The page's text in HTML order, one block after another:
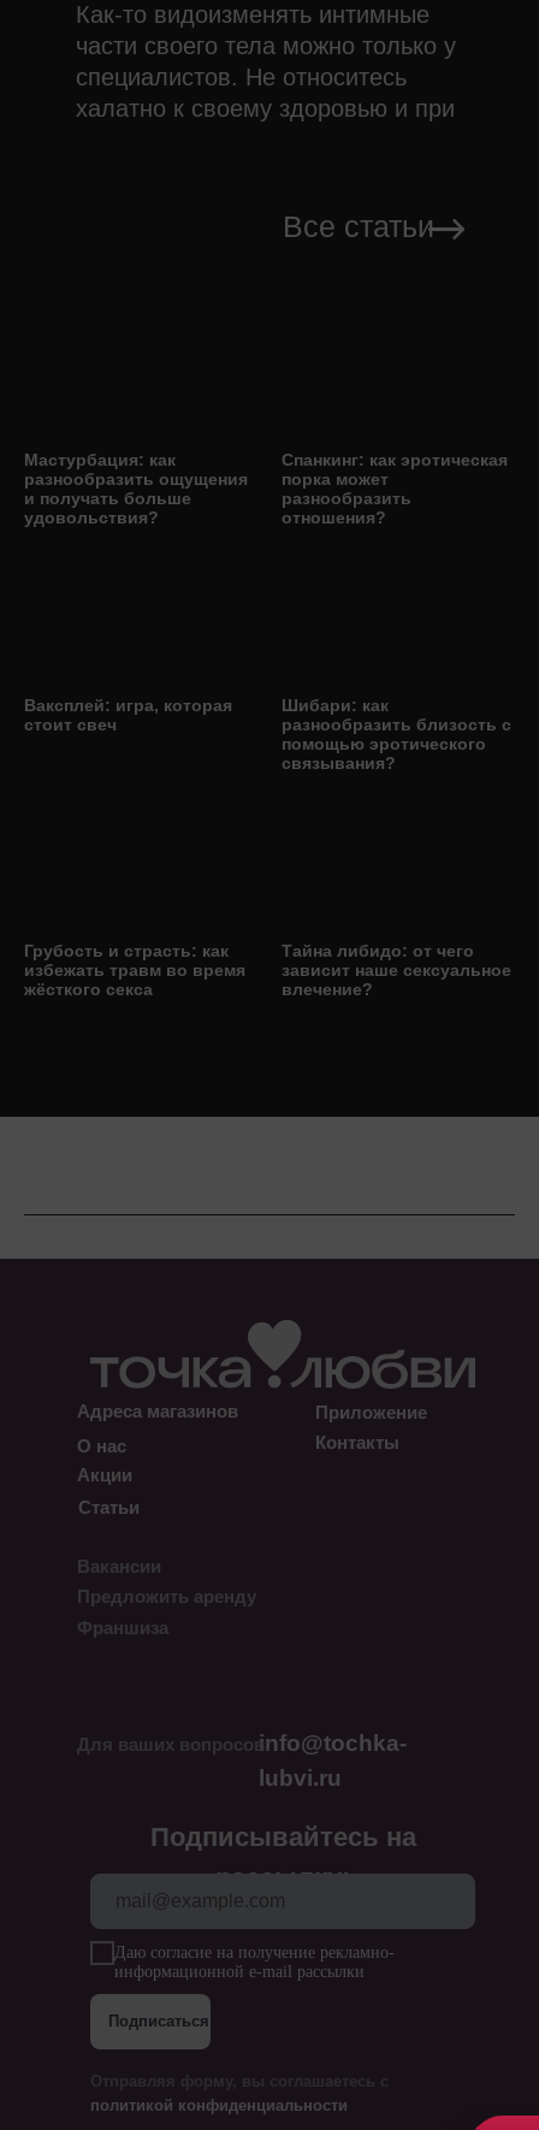
Как-то видоизменять интимные
части своего тела можно только у
специалистов. Не относитесь
халатно к своему здоровью и при
Все статьи
Мастурбация: как
разнообразить ощущения
и получать больше
удовольствия?
Спанкинг: как эротическая
порка может
разнообразить
отношения?
Ваксплей: игра, которая
стоит свеч
Шибари: как
разнообразить близость с
помощью эротического
связывания?
Грубость и страсть: как
избежать травм во время
жёсткого секса
Тайна либидо: от чего
зависит наше сексуальное
влечение?
Адреса магазинов
О нас
Акции
Статьи
Франшиза
Предложить аренду
Вакансии
Контакты
Приложение
Подписывайтесь на
рассылку:
Даю согласие на получение рекламно-
информационной e-mail рассылки
Подписаться
info@tochka-
lubvi.ru
Для ваших вопросов:
Отправляя форму, вы соглашаетесь с
политикой конфиденциальности